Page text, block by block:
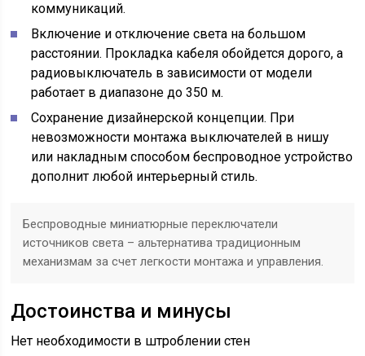
коммуникаций.
Включение и отключение света на большом
расстоянии. Прокладка кабеля обойдется дорого, а
радиовыключатель в зависимости от модели
работает в диапазоне до 350 м.
Сохранение дизайнерской концепции. При
невозможности монтажа выключателей в нишу
или накладным способом беспроводное устройство
дополнит любой интерьерный стиль.
Беспроводные миниатюрные переключатели
источников света – альтернатива традиционным
механизмам за счет легкости монтажа и управления.
Достоинства и минусы
Нет необходимости в штроблении стен